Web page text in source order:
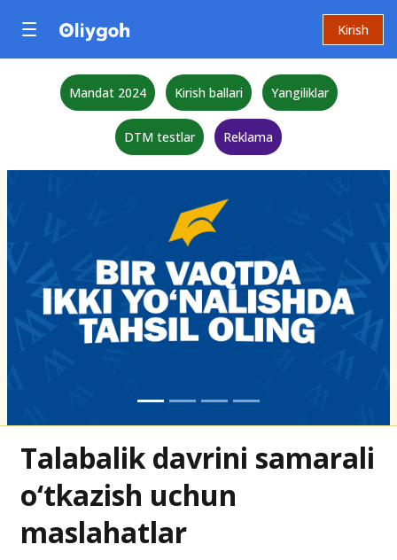
Kirish
Mandat 2024 Kirish ballari Yangiliklar
DTM testlar Reklama
Talabalik davrini samarali
o‘tkazish uchun
maslahatlar